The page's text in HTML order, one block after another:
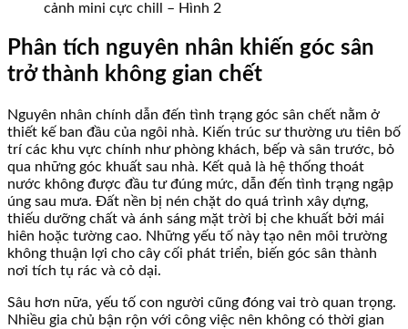
cảnh mini cực chill – Hình 2
Phân tích nguyên nhân khiến góc sân
trở thành không gian chết
Nguyên nhân chính dẫn đến tình trạng góc sân chết nằm ở
thiết kế ban đầu của ngôi nhà. Kiến trúc sư thường ưu tiên bố
trí các khu vực chính như phòng khách, bếp và sân trước, bỏ
qua những góc khuất sau nhà. Kết quả là hệ thống thoát
nước không được đầu tư đúng mức, dẫn đến tình trạng ngập
úng sau mưa. Đất nền bị nén chặt do quá trình xây dựng,
thiếu dưỡng chất và ánh sáng mặt trời bị che khuất bởi mái
hiên hoặc tường cao. Những yếu tố này tạo nên môi trường
không thuận lợi cho cây cối phát triển, biến góc sân thành
nơi tích tụ rác và cỏ dại.
Sâu hơn nữa, yếu tố con người cũng đóng vai trò quan trọng.
Nhiều gia chủ bận rộn với công việc nên không có thời gian